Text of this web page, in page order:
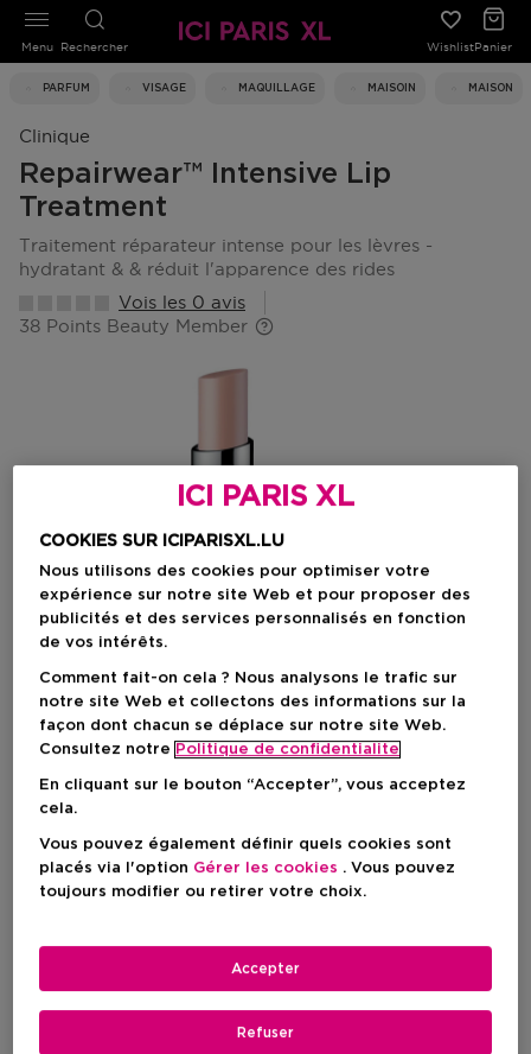
Rechercher WishlistPanier
PARFUM VISAGE MAQUILLAGE MAISOIN MAISON
Menu
Clinique
Repairwear™ Intensive Lip
Treatment
traitement réparateur intense pour les lèvres -
hydratant & & réduit l'apparence des rides
Vois les 0 avis
38 Points Beauty Member
Choisissez votre format
4 G
ICI PARIS XL
COOKIES SUR ICIPARISXL.LU
Nous utilisons des cookies pour optimiser votre
expérience sur notre site Web et pour proposer des
publicités et des services personnalisés en fonction
de vos intérêts.
Comment fait-on cela ? Nous analysons le trafic sur
notre site Web et collectons des informations sur la
façon dont chacun se déplace sur notre site Web.
Consultez notre Politique de confidentialite
En cliquant sur le bouton “Accepter”, vous acceptez
cela.
Vous pouvez également définir quels cookies sont
placés via l'option Gérer les cookies . Vous pouvez
toujours modifier ou retirer votre choix.
Refuser
Accepter